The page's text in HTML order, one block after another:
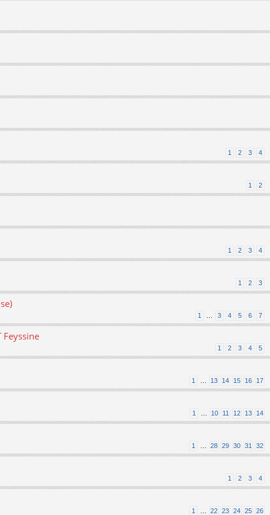
1 2 3 4
1 2
1 2 3 4
1 2 3
1 3 4 5 6 7
Feyssine
1 2 3 4 5
1 13 14 15 16 17
1 10 11 12 13 14
1 28 29 30 31 32
1 2 3 4
1 22 23 24 25 26